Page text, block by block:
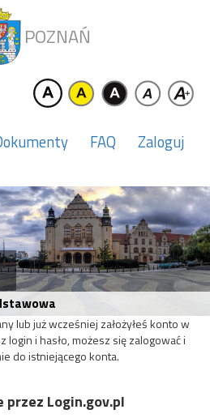
POZNAŃ
FAQ
Zaloguj
lub już wcześniej założyłeś konto w
login i hasło, możesz się zalogować i
do istniejącego konta.
przez Login.gov.pl